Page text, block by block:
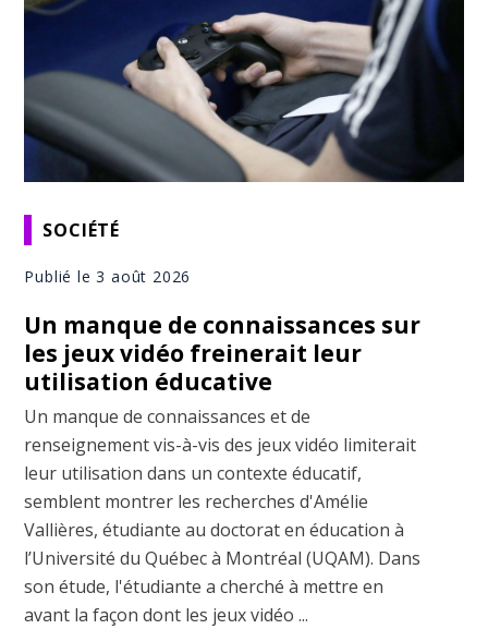
SOCIÉTÉ
Publié le 3 août 2026
Un manque de connaissances sur
les jeux vidéo freinerait leur
utilisation éducative
Un manque de connaissances et de
renseignement vis-à-vis des jeux vidéo limiterait
leur utilisation dans un contexte éducatif,
semblent montrer les recherches d'Amélie
Vallières, étudiante au doctorat en éducation à
l’Université du Québec à Montréal (UQAM). Dans
son étude, l'étudiante a cherché à mettre en
avant la façon dont les jeux vidéo ...